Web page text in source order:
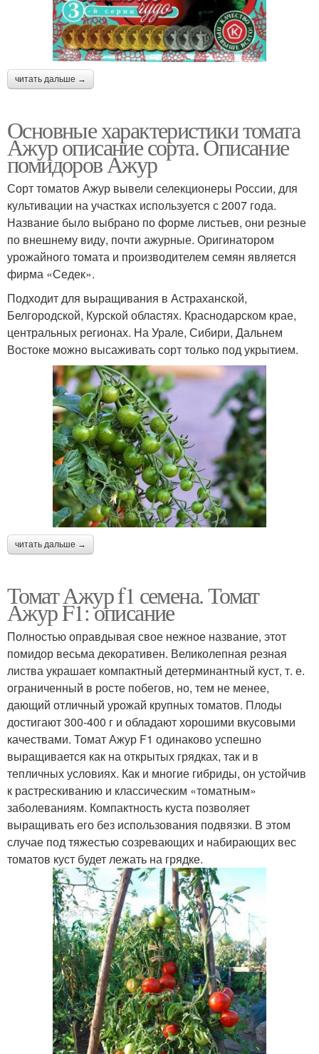
читать дальше →
Основные характеристики томата
Ажур описание сорта. Описание
помидоров Ажур
Сорт томатов Ажур вывели селекционеры России, для
культивации на участках используется с 2007 года.
Название было выбрано по форме листьев, они резные
по внешнему виду, почти ажурные. Оригинатором
урожайного томата и производителем семян является
фирма «Седек».
Подходит для выращивания в Астраханской,
Белгородской, Курской областях. Краснодарском крае,
центральных регионах. На Урале, Сибири, Дальнем
Востоке можно высаживать сорт только под укрытием.
читать дальше →
Томат Ажур f1 семена. Томат
Ажур F1: описание
Полностью оправдывая свое нежное название, этот
помидор весьма декоративен. Великолепная резная
листва украшает компактный детерминантный куст, т. е.
ограниченный в росте побегов, но, тем не менее,
дающий отличный урожай крупных томатов. Плоды
достигают 300-400 г и обладают хорошими вкусовыми
качествами. Томат Ажур F1 одинаково успешно
выращивается как на открытых грядках, так и в
тепличных условиях. Как и многие гибриды, он устойчив
к растрескиванию и классическим «томатным»
заболеваниям. Компактность куста позволяет
выращивать его без использования подвязки. В этом
случае под тяжестью созревающих и набирающих вес
томатов куст будет лежать на грядке.